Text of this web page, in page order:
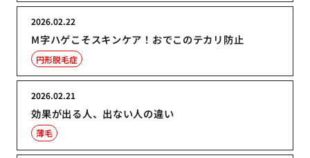
M字ハゲこそスキンケア！おでこのテカリ防止
2026.02.22
円形脱毛症
効果が出る人、出ない人の違い
2026.02.21
薄毛